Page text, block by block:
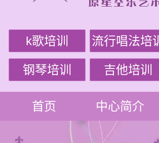
k歌培训 流行唱法培训
钢琴培训 吉他培训
首页 中心简介